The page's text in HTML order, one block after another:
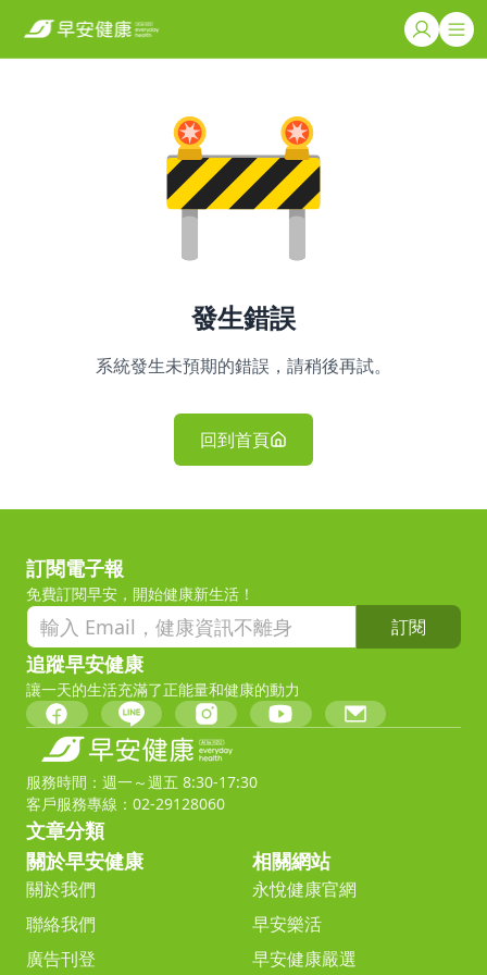
發生錯誤
系統發生未預期的錯誤，請稍後再試。
回到首頁
訂閱電子報
免費訂閱早安，開始健康新生活！
訂閱
追蹤早安健康
讓一天的生活充滿了正能量和健康的動力
服務時間：週一～週五 8:30-17:30
客戶服務專線：02-29128060
文章分類
關於早安健康
關於我們
聯絡我們
廣告刊登
相關網站
永悅健康官網
早安樂活
早安健康嚴選